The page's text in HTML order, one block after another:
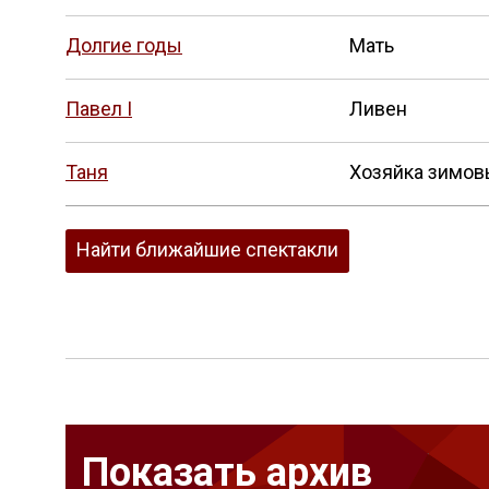
Долгие годы Мать
Павел I Ливен
Таня Хозяйка
Найти ближайшие спектакли
Показать архив